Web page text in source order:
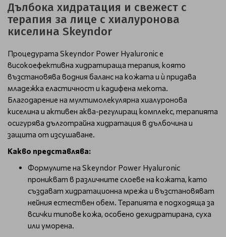
Дълбока хидратация и свежест с
терапия за лице с хиалуронова
киселина Skeyndor
Процедурата Skeyndor Power Hyaluronic е
високоефективна хидратираща терапия, която
възстановява водния баланс на кожата и ѝ придава
младежка еластичност и кадифена мекота.
Благодарение на мултимолекулярна хиалуронова
киселина и активен аква-регулиращ комплекс, терапията
осигурява дълготрайна хидратация в дълбочина и
защита от изсушаване.
Какво представлява:
Формулите на Skeyndor Power Hyaluronic
проникват в различните слоеве на кожата, като
създават хидратационна мрежа и възстановяват
нейния естествен обем. Терапията е подходяща за
всички типове кожа, особено дехидратирана, суха
или уморена.